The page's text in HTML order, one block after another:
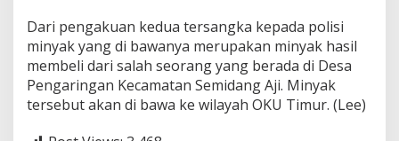
Dari pengakuan kedua tersangka kepada polisi
minyak yang di bawanya merupakan minyak hasil
membeli dari salah seorang yang berada di Desa
Pengaringan Kecamatan Semidang Aji. Minyak
tersebut akan di bawa ke wilayah OKU Timur. (Lee)